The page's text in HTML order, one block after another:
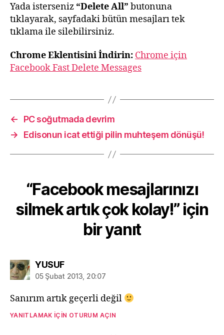
Yada isterseniz “Delete All” butonuna
tıklayarak, sayfadaki bütün mesajları tek
tıklama ile silebilirsiniz.
Chrome Eklentisini İndirin: Chrome için
Facebook Fast Delete Messages
←
PC soğutmada devrim
→
Edisonun icat ettiği pilin muhteşem dönüşü!
“Facebook mesajlarınızı
silmek artık çok kolay!” için
bir yanıt
YUSUFdiyorki:
05 Şubat 2013, 20:07
Sanırım artık geçerli değil
YANITLAMAK IÇIN OTURUM AÇIN